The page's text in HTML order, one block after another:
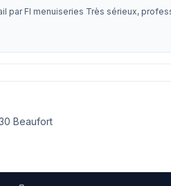
par Fl menuiseries Très sérieux,
Beaufort